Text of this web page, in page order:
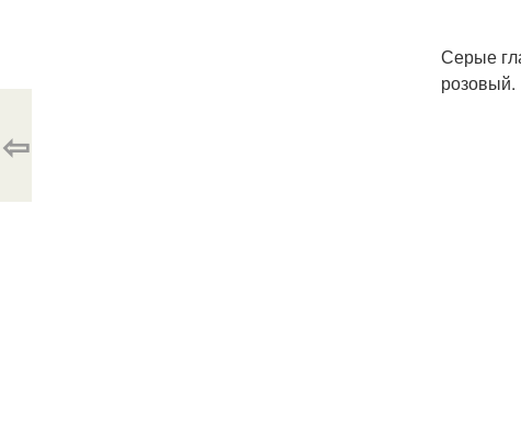
Серые
розовый.
⇦